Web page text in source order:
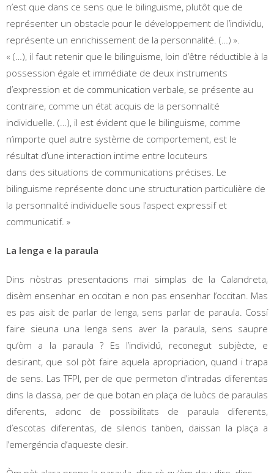
n’est que dans ce sens que le bilinguisme, plutôt que de
représenter un obstacle pour le développement de l’individu,
représente un enrichissement de la personnalité. (…) ».
« (…), il faut retenir que le bilinguisme, loin d’être réductible à la
possession égale et immédiate de deux instruments
d’expression et de communication verbale, se présente au
contraire, comme un état acquis de la personnalité
individuelle. (…), il est évident que le bilinguisme, comme
n’importe quel autre système de comportement, est le
résultat d’une interaction intime entre locuteurs
dans des situations de communications précises. Le
bilinguisme représente donc une structuration particulière de
la personnalité individuelle sous l’aspect expressif et
communicatif. »
La lenga e la paraula
Dins nòstras presentacions mai simplas de la Calandreta,
disèm ensenhar en occitan e non pas ensenhar l’occitan. Mas
es pas aisit de parlar de lenga, sens parlar de paraula. Cossí
faire sieuna una lenga sens aver la paraula, sens saupre
qu’òm a la paraula ? Es l’individú, reconegut subjècte, e
desirant, que sol pòt faire aquela apropriacion, quand i trapa
de sens. Las TFPI, per de que permeton d’intradas diferentas
dins la classa, per de que botan en plaça de luòcs de paraulas
diferents, adonc de possibilitats de paraula diferents,
d’escotas diferentas, de silencis tanben, daissan la plaça a
l’emergéncia d’aqueste desir.